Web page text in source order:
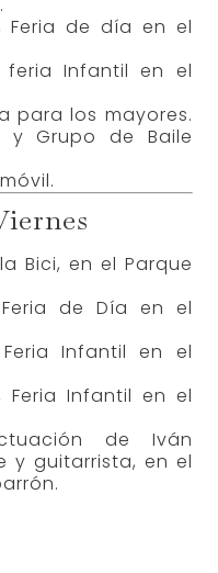
Feria de día en el
feria Infantil en el
para los mayores.
y Grupo de Baile
Bici, en el Parque
de Día en el
Infantil en el
Feria Infantil en el
de Iván
y guitarrista, en el